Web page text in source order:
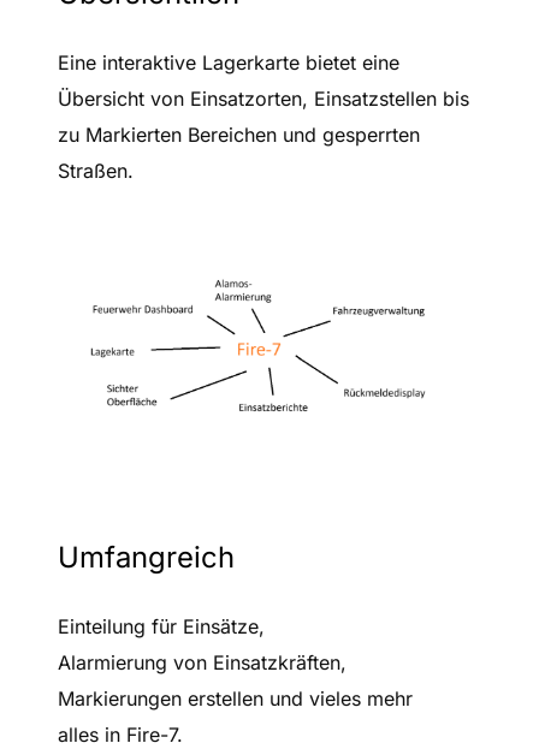
Eine interaktive Lagerkarte bietet eine
Übersicht von Einsatzorten, Einsatzstellen bis
zu Markierten Bereichen und gesperrten
Straßen.
Umfangreich
Einteilung für Einsätze,
Alarmierung von Einsatzkräften,
Markierungen erstellen und vieles mehr
alles in Fire-7.